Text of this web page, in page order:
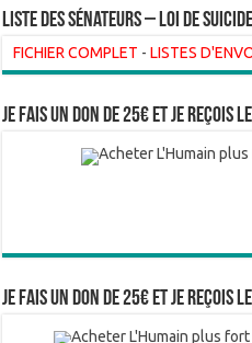
liste des sénateurs – loi de
FICHIER COMPLET -LISTES
Je fais un don de 25€ et je reçois
Je fais un don de 25€ et je reçois